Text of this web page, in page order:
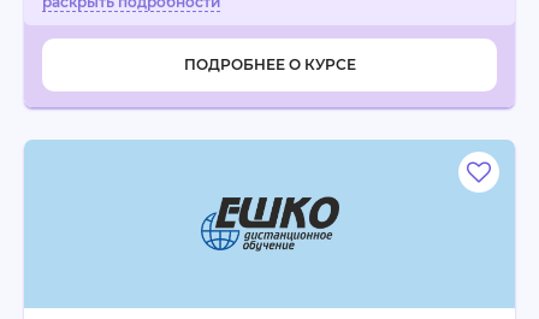
ПОДРОБНЕЕ О КУРСЕ